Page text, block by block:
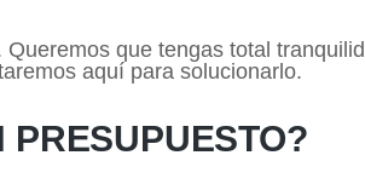
que tengas total
aquí para solucionarlo.
PRESUPUESTO?